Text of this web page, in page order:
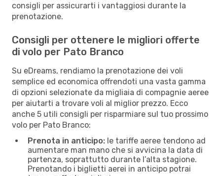
consigli per assicurarti i vantaggiosi durante la
prenotazione.
Consigli per ottenere le migliori offerte
di volo per Pato Branco
Su eDreams, rendiamo la prenotazione dei voli
semplice ed economica offrendoti una vasta gamma
di opzioni selezionate da migliaia di compagnie aeree
per aiutarti a trovare voli al miglior prezzo. Ecco
anche 5 utili consigli per risparmiare sul tuo prossimo
volo per Pato Branco:
Prenota in anticipo: le tariffe aeree tendono ad
aumentare man mano che si avvicina la data di
partenza, soprattutto durante l’alta stagione.
Prenotando i biglietti aerei in anticipo potrai